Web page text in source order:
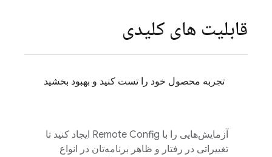
قابلیت های کلیدی
تجربه محصول خود را تست کنید و بهبود بخشید
آزمایش‌هایی را با Remote Config ایجاد کنید تا
تغییراتی در رفتار و ظاهر برنامه‌تان در انواع